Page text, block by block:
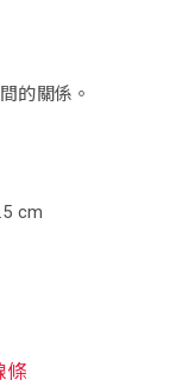
的關係。
cm
條